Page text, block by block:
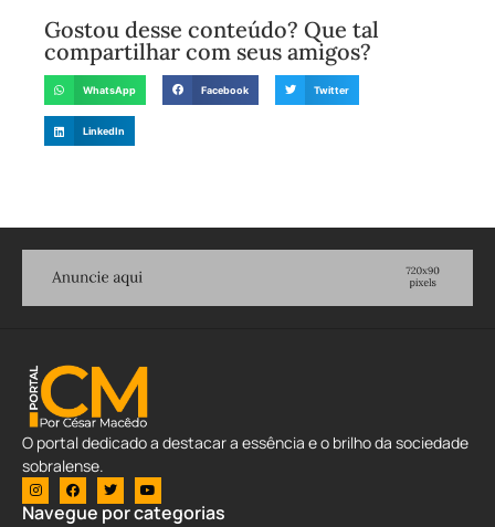
Gostou desse conteúdo? Que tal
compartilhar com seus amigos?
WhatsApp Facebook Twitter
LinkedIn
O portal dedicado a destacar a essência e o brilho da sociedade
sobralense.
Navegue por categorias